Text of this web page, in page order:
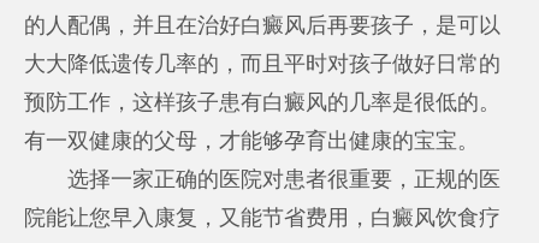
的人配偶，并且在治好白癜风后再要孩子，是可以
大大降低遗传几率的，而且平时对孩子做好日常的
预防工作，这样孩子患有白癜风的几率是很低的。
有一双健康的父母，才能够孕育出健康的宝宝。
选择一家正确的医院对患者很重要，正规的医
院能让您早入康复，又能节省费用，白癜风饮食疗